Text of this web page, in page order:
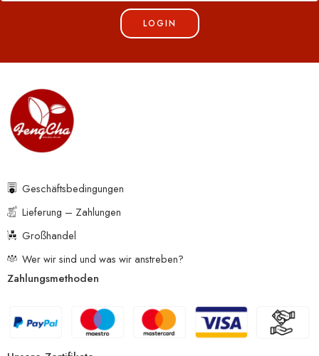
LOGIN
Geschäftsbedingungen
Lieferung – Zahlungen
Großhandel
Wer wir sind und was wir anstreben?
Zahlungsmethoden